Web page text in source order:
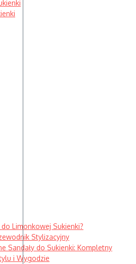
do Limonkowej Sukienki?
Stylizacyjny
Sandały do Sukienki: Kompletny
i Wygodzie